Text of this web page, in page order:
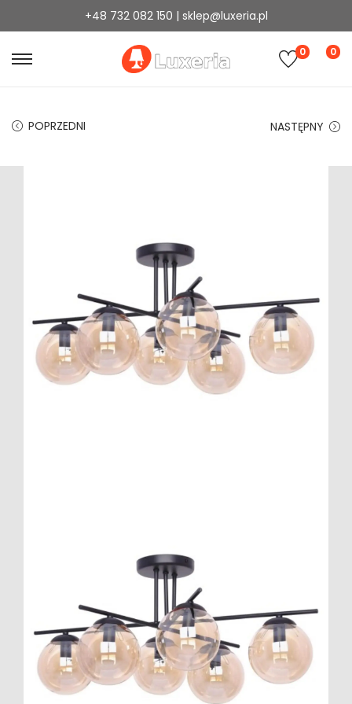
+48 732 082 150 | sklep@luxeria.pl
0 0
POPRZEDNI NASTĘPNY